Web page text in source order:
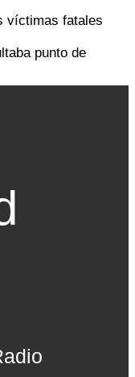
víctimas fatales
punto de